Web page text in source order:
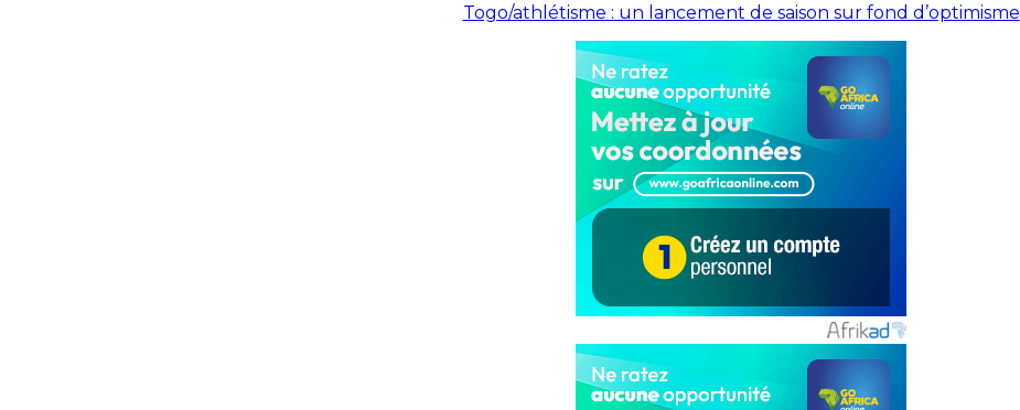
Togo/athlétisme : un lancement de saison sur fond d’optimisme